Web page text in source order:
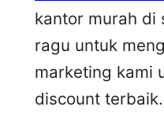
kantor murah di
ragu untuk
marketing kami
discount terbaik.